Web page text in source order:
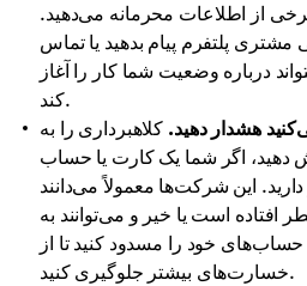
از اطلاعات محرمانه می‌دهید.
مشتری پلتفرم پیام بدهید یا تماس
درباره وضعیت شما کار را آغاز
کند.
هشدار دهید. کلاهبرداری را به
دهید، اگر شما یک کارت یا حساب
این شرکت‌ها معمولاً می‌دانند
افتاده است یا خیر و می‌توانند به
خود را مسدود کنید تا از
خسارت‌های بیشتر جلوگیری کنید.